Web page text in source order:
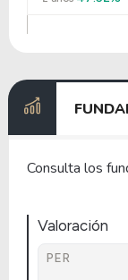
Consulta los
Valoración
PER